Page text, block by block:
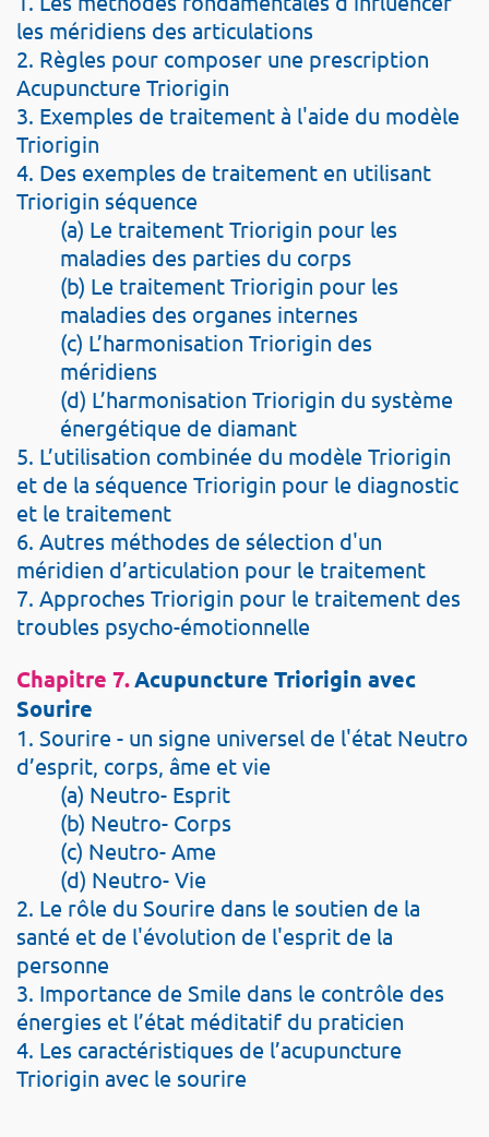
les méridiens des articulations
2. Règles pour composer une prescription
Acupuncture Triorigin
3. Exemples de traitement à l'aide du modèle
Triorigin
4. Des exemples de traitement en utilisant
Triorigin séquence
(a) Le traitement Triorigin pour les
maladies des parties du corps
(b) Le traitement Triorigin pour les
maladies des organes internes
(c) L’harmonisation Triorigin des
méridiens
(d) L’harmonisation Triorigin du système
énergétique de diamant
5. L’utilisation combinée du modèle Triorigin
et de la séquence Triorigin pour le diagnostic
et le traitement
6. Autres méthodes de sélection d'un
méridien d’articulation pour le traitement
7. Approches Triorigin pour le traitement des
troubles psycho-émotionnelle
Chapitre 7.Acupuncture Triorigin avec
Sourire
1. Sourire - un signe universel de l'état Neutro
d’esprit, corps, âme et vie
(a) Neutro- Esprit
(b) Neutro- Corps
(c) Neutro- Ame
(d) Neutro- Vie
2. Le rôle du Sourire dans le soutien de la
santé et de l'évolution de l'esprit de la
personne
3. Importance de Smile dans le contrôle des
énergies et l’état méditatif du praticien
4. Les caractéristiques de l’acupuncture
Triorigin avec le sourire